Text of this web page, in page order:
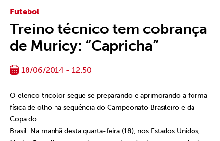
Futebol
Treino técnico tem cobrança
de Muricy: “Capricha”
18/06/2014 - 12:50
O elenco tricolor segue se preparando e aprimorando a forma
física de olho na sequência do Campeonato Brasileiro e da
Copa do
Brasil. Na manhã desta quarta-feira (18), nos Estados Unidos,